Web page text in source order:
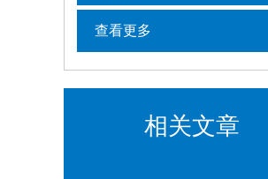
查看更多
相关文章